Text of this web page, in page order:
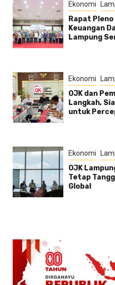
Ekonomi
Rapat
Keuangan
Lampung
Ekonomi
OJK dan
Langkah,
untuk
Ekonomi
OJK
Tetap
Global